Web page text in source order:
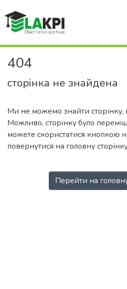
404
сторінка не знайдена
Ми не можемо знайти сторінку,
Можливо, сторінку було
можете скористатися кнопкою
повернутися на головну
Перейти на